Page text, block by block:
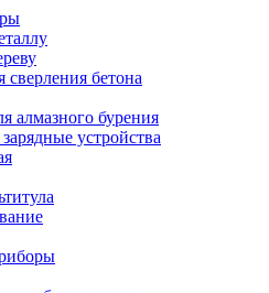
сверления бетона
алмазного бурения
устройства